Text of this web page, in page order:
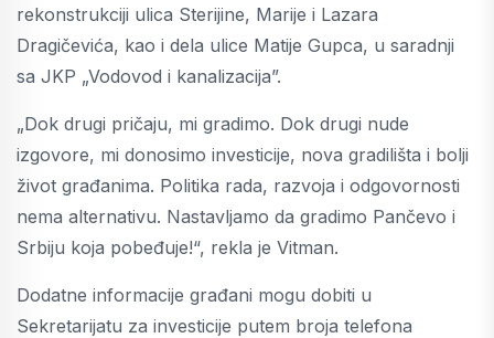
rekonstrukciji ulica Sterijine, Marije i Lazara
Dragičevića, kao i dela ulice Matije Gupca, u saradnji
sa JKP „Vodovod i kanalizacija”.
„Dok drugi pričaju, mi gradimo. Dok drugi nude
izgovore, mi donosimo investicije, nova gradilišta i bolji
život građanima. Politika rada, razvoja i odgovornosti
nema alternativu. Nastavljamo da gradimo Pančevo i
Srbiju koja pobeđuje!“, rekla je Vitman.
Dodatne informacije građani mogu dobiti u
Sekretarijatu za investicije putem broja telefona